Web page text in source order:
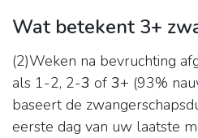
Wat betekent 3+
(2)Weken na bevruchting
als 1-2, 2-3 of 3+ (93%
baseert de
eerste dag van uw laatste